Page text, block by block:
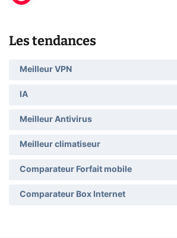
Les tendances
Meilleur VPN
IA
Meilleur Antivirus
Meilleur climatiseur
Comparateur Forfait mobile
Comparateur Box Internet